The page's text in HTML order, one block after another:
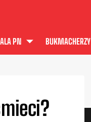
PN BUKMACHERZY